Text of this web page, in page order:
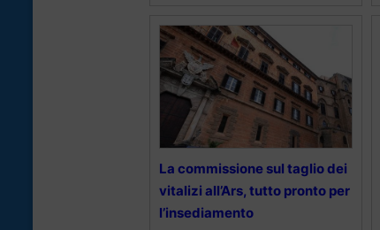
La commissione sul taglio dei
vitalizi all’Ars, tutto pronto per
l’insediamento